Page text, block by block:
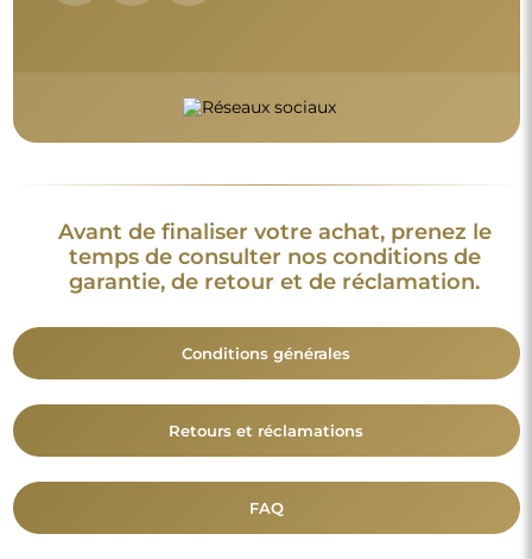
Avant de finaliser votre achat, prenez le
temps de consulter nos conditions de
garantie, de retour et de réclamation.
Conditions générales
Retours et réclamations
FAQ